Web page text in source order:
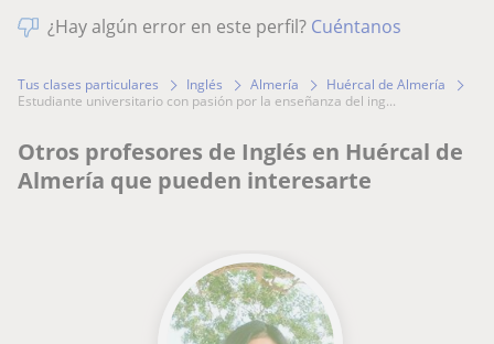
¿Hay algún error en este perfil? Cuéntanos
Tus clases particulares Inglés Almería
Huércal de Almería
estudiante universitario con pasión por la enseñanza del ing...
Otros profesores de Inglés en Huércal de
Almería que pueden interesarte